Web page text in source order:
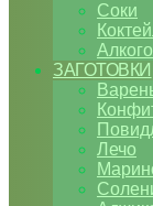
Соки
ЗАГОТОВКИ
Лечо